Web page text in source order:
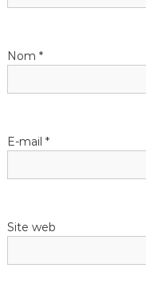
Nom *
E-mail *
Site web